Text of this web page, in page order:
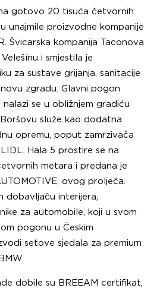
gotovo 20 tisuća četvornih
unajmile proizvodne kompanije
Švicarska kompanija Taconova
i smjestila je
za sustave grijanja, sanitacije
zgradu. Glavni pogon
nalazi se u obližnjem gradiću
služe kao dodatna
opremu, poput zamrzivača
Hala 5 prostire se na
metara i predana je
ovog proljeća.
dobavljaču interijera,
za automobile, koji u svom
pogonu u Českim
setove sjedala za premium
dobile su BREEAM certifikat,